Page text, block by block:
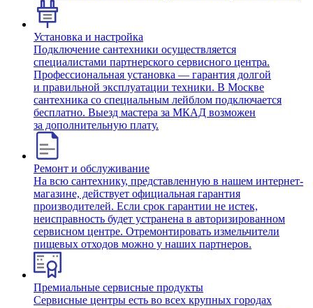
Установка и настройка
Подключение сантехники осуществляется
специалистами партнерского сервисного центра.
Профессиональная установка — гарантия долгой
и правильной эксплуатации техники. В Москве
сантехника со специальным лейблом подключается
бесплатно. Выезд мастера за МКАД возможен
за дополнительную плату.
Ремонт и обслуживание
На всю сантехнику, представленную в нашем интернет-
магазине, действует официальная гарантия
производителей. Если срок гарантии не истек,
неисправность будет устранена в авторизированном
сервисном центре. Отремонтировать измельчители
пищевых отходов можно у наших партнеров.
Премиальные сервисные продукты
Сервисные центры есть во всех крупных городах